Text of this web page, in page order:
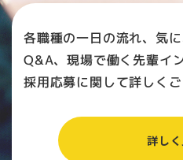
各職種の一日の流れ、気
Q&A、現場で働く先輩イ
採用応募に関して詳しくご
詳し